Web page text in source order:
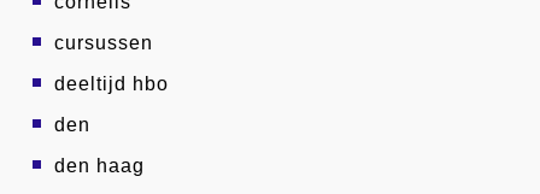
cursussen
deeltijd hbo
den
den haag